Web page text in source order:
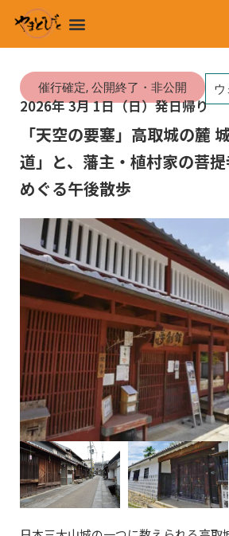
を
メ
ー
催行確定, 公開終了・非公開 ウ
2026年 3月 1日（日）発日帰り
「天空の要塞」高取城の麓
道」と、藩主・植村家の菩
めぐる午後散歩